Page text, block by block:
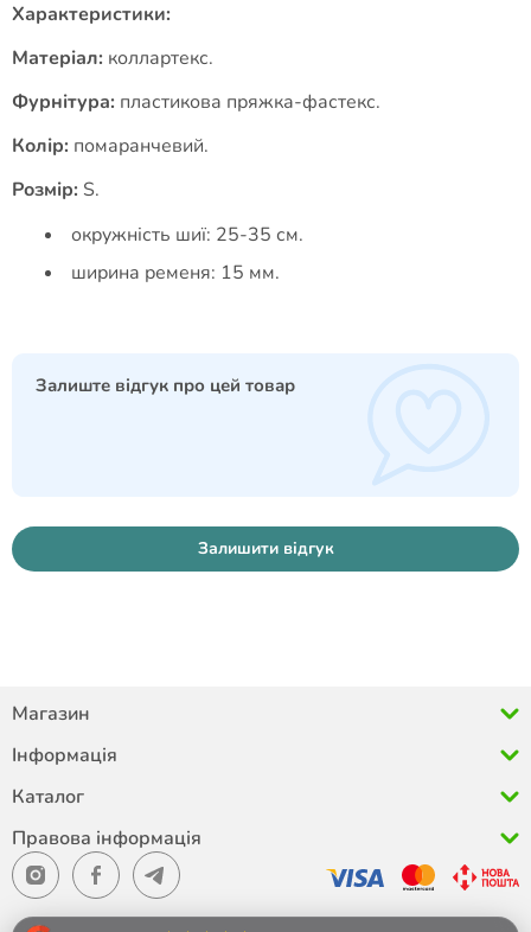
Характеристики:
Матеріал: коллартекс.
Фурнітура: пластикова пряжка-фастекс.
Колір: помаранчевий.
Розмір: S.
окружність шиї: 25-35 см.
ширина ременя: 15 мм.
Залиште відгук про цей товар
Залишити відгук
Магазин
Інформація
Каталог
Правова інформація